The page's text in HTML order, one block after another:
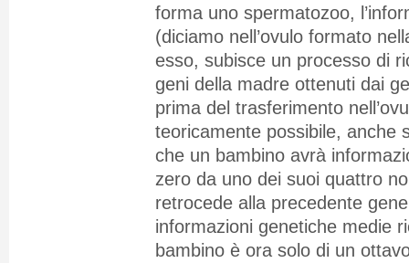
forma uno spermatozoo,
(diciamo nell’ovulo formato
esso, subisce un processo di
geni della madre ottenuti dai
prima del trasferimento
teoricamente possibile, anche
che un bambino avrà
zero da uno dei suoi quattro
retrocede alla precedente
informazioni genetiche medie
bambino è ora solo di un